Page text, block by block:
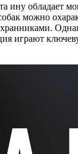
ину обладает
можно
играют